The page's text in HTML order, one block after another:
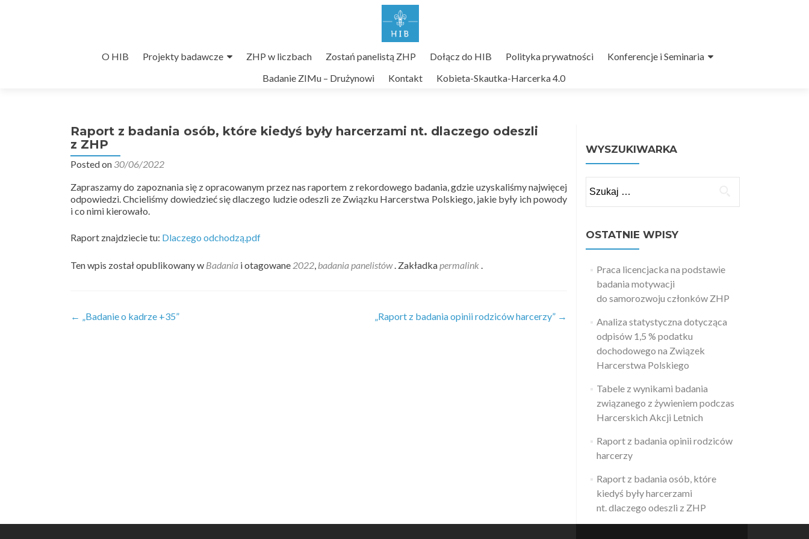
O HIB Projekty badawcze ZHP w liczbach Zostań panelistą ZHP Dołącz do HIB Polityka prywatności
Konferencje i Seminaria
Badanie ZIMu – Drużynowi
Kontakt Kobieta-Skautka-Harcerka 4.0
Raport z badania osób, które kiedyś były harcerzami nt. dlaczego odeszli
z ZHP
Posted on 30/06/2022
Zapraszamy do zapoznania się z opracowanym przez nas raportem z rekordowego badania, gdzie uzyskaliśmy najwięcej
odpowiedzi. Chcieliśmy dowiedzieć się dlaczego ludzie odeszli ze Związku Harcerstwa Polskiego, jakie były ich powody
i co nimi kierowało.
Raport znajdziecie tu: Dlaczego odchodzą.pdf
Ten wpis został opublikowany w Badania i otagowane 2022, badania panelistów. Zakładkapermalink .
Zobacz
← „Badanie o kadrze +35” „Raport z badania opinii rodziców harcerzy” →
WYSZUKIWARKA
OSTATNIE WPISY
Praca licencjacka na podstawie
badania motywacji
do samorozwoju członków ZHP
Analiza statystyczna dotycząca
odpisów 1,5 % podatku
dochodowego na Związek
Harcerstwa Polskiego
Tabele z wynikami badania
związanego z żywieniem podczas
Harcerskich Akcji Letnich
Raport z badania opinii rodziców
harcerzy
Raport z badania osób, które
kiedyś były harcerzami
nt. dlaczego odeszli z ZHP